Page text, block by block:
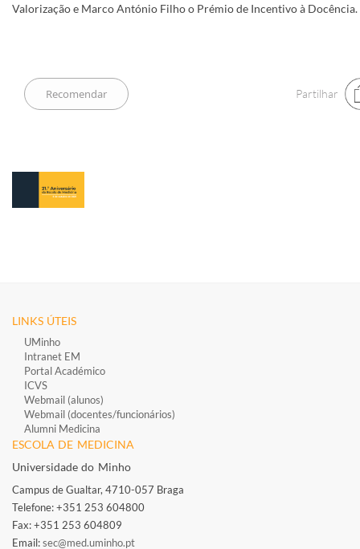
Valorização e Marco António Filho o Prémio de Incentivo à Docência.
Partilhar
LINKS ÚTEIS
UMinho
Intranet EM
Portal Académico
ICVS
Webmail (alunos)
Webmail (docentes/funcionários)
Alumni Medicina
ESCOLA DE MEDICINA
Universidade do Minho
Campus de Gualtar, 4710-057 Braga
Telefone: +351 253 604800​
Fax: +351 253 604809
Email:sec@med.uminho.pt